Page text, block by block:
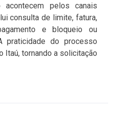
acontecem pelos canais
consulta de limite, fatura,
e bloqueio ou
praticidade do processo
Itaú, tornando a solicitação